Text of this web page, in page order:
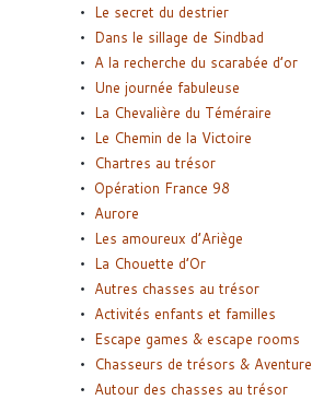
Le secret du destrier
Dans le sillage de Sindbad
A la recherche du scarabée d’or
Une journée fabuleuse
La Chevalière du Téméraire
Le Chemin de la Victoire
Chartres au trésor
Opération France 98
Aurore
Les amoureux d’Ariège
La Chouette d’Or
Autres chasses au trésor
Activités enfants et familles
Escape games & escape rooms
Chasseurs de trésors & Aventure
Autour des chasses au trésor